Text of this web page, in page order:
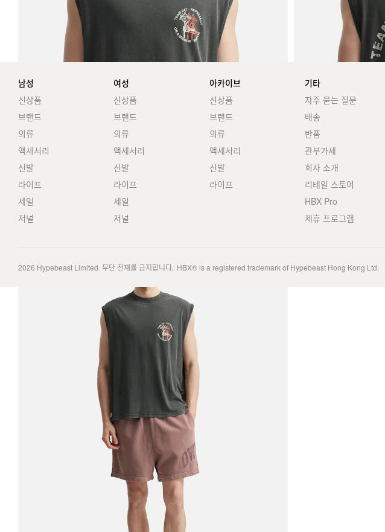
남성
신상품
브랜드
의류
액세서리
신발
라이프
세일
저널
여성
신상품
브랜드
의류
액세서리
신발
라이프
세일
저널
아카이브
신상품
브랜드
의류
액세서리
신발
라이프
기타
자주 묻는 질문
배송
반품
관부가세
회사 소개
리테일 스토어
HBX Pro
제휴 프로그램
2026 Hypebeast Limited. 무단 전재를 금지합니다. HBX® is a registered trademark of Hypebeast Hong Kong Ltd.